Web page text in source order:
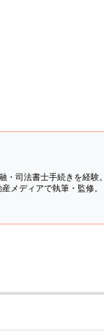
司法書士手続きを経験。
メディアで執筆・監修。